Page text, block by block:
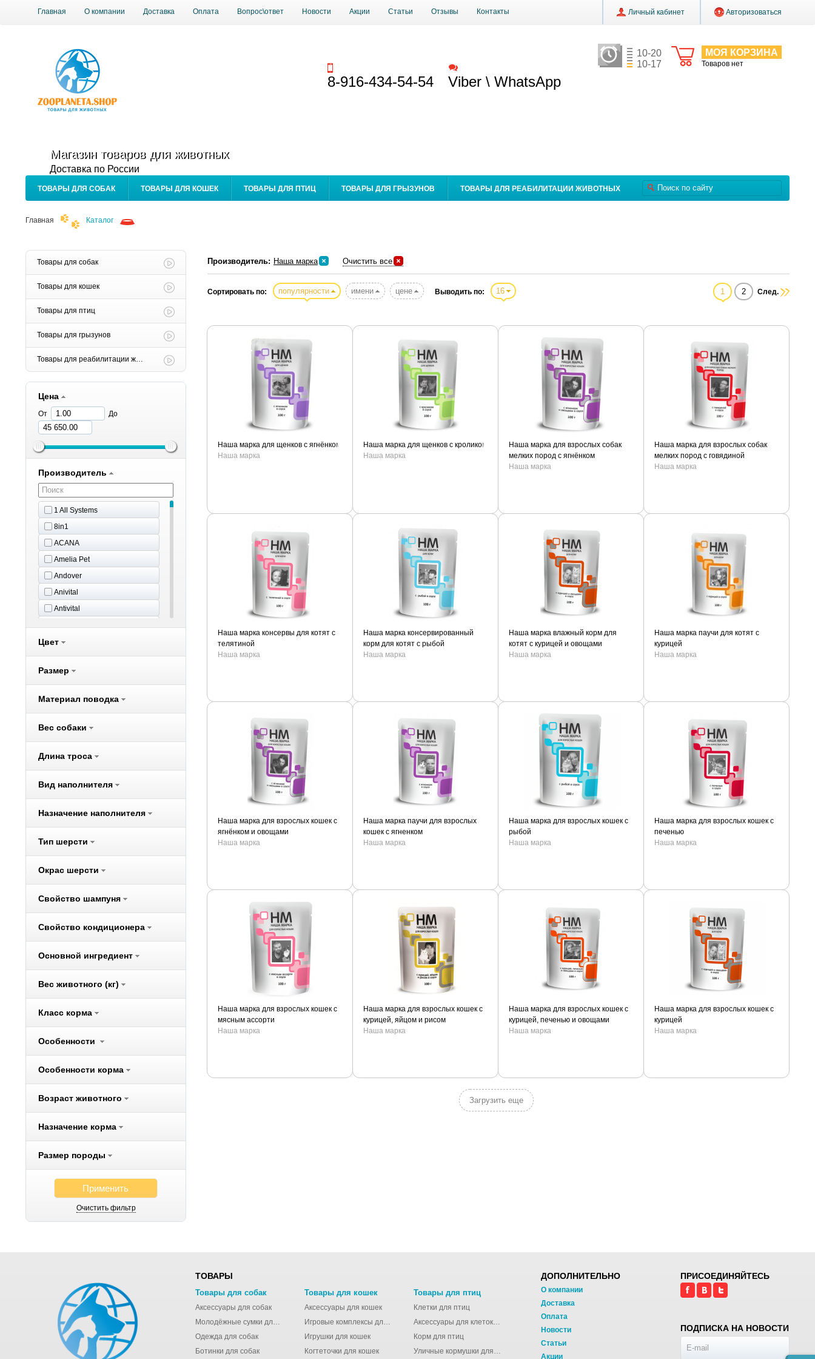
Главная О компании Доставка Оплата Вопрос\ответ Новости Акции Статьи Отзывы Контакты Личный кабинет Авторизоваться
МОЯ КОРЗИНА
Товаров нет
10-20
10-17
Магазин товаров для животных
Доставка по России
8-916-434-54-54 Viber \ WhatsApp
ТОВАРЫ ДЛЯ СОБАК ТОВАРЫ ДЛЯ КОШЕК ТОВАРЫ ДЛЯ ПТИЦ ТОВАРЫ ДЛЯ ГРЫЗУНОВ ТОВАРЫ ДЛЯ РЕАБИЛИТАЦИИ ЖИВОТНЫХ
Главная Каталог
Товары для собак
Товары для кошек
Товары для птиц
Товары для грызунов
Товары для реабилитации животных
Цена
От До
Производитель
1 All Systems
8in1
ACANA
Amelia Pet
Andover
Anivital
Antivital
Aromadog
Audi
Beeztees
Better Way
Bewi Dog
BIO-GROOM
Biokat's
CarniLove
Cat Step
Cats Best
Chipsi
Darsi
Dezzie
Dogma
Ever Clean
Fiory
Fizzion
Flexi
Gelacan
Gemon
Hill`s
Hing
Hunter
IMAC
Цвет
Размер
Материал поводка
Вес собаки
Длина троса
Вид наполнителя
Назначение наполнителя
Тип шерсти
Окрас шерсти
Свойство шампуня
Свойство кондиционера
Основной ингредиент
Вес животного (кг)
Класс корма
Особенности
Особенности корма
Возраст животного
Назначение корма
Размер породы
Применить
Очистить фильтр
Производитель: Наша марка Очистить все
1 2 След.
Сортировать по: популярности имени цене Выводить по: 16
Наша марка для щенков с ягнёнком
Наша марка
Наша марка для щенков с кроликом
Наша марка
Наша марка для взрослых собак
мелких пород с ягнёнком
Наша марка
Наша марка для взрослых собак
мелких пород с говядиной
Наша марка
Наша марка консервы для котят с
телятиной
Наша марка
Наша марка консервированный
корм для котят с рыбой
Наша марка
Наша марка влажный корм для
котят с курицей и овощами
Наша марка
Наша марка паучи для котят с
курицей
Наша марка
Наша марка для взрослых кошек с
ягнёнком и овощами
Наша марка
Наша марка паучи для взрослых
кошек с ягненком
Наша марка
Наша марка для взрослых кошек с
рыбой
Наша марка
Наша марка для взрослых кошек с
печенью
Наша марка
Наша марка для взрослых кошек с
мясным ассорти
Наша марка
Наша марка для взрослых кошек с
курицей, яйцом и рисом
Наша марка
Наша марка для взрослых кошек с
курицей, печенью и овощами
Наша марка
Наша марка для взрослых кошек с
курицей
Наша марка
Загрузить еще
ТОВАРЫ
Товары для собак
Аксессуары для собак
Молодёжные сумки для девушек
Одежда для собак
Ботинки для собак
Товары для кошек
Аксессуары для кошек
Игровые комплексы для кошек
Игрушки для кошек
Когтеточки для кошек
Товары для птиц
Клетки для птиц
Аксессуары для клеток для птиц
Корм для птиц
Уличные кормушки для птиц
ДОПОЛНИТЕЛЬНО
О компании
Доставка
Оплата
Новости
Статьи
Акции
ПРИСОЕДИНЯЙТЕСЬ
ПОДПИСКА НА НОВОСТИ